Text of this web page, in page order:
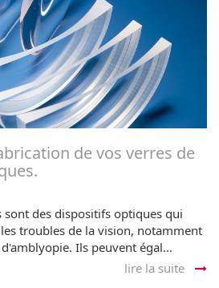
de vos verres de
sont des dispositifs optiques qui
troubles de la vision, notamment
Ils peuvent égal...
lire la suite